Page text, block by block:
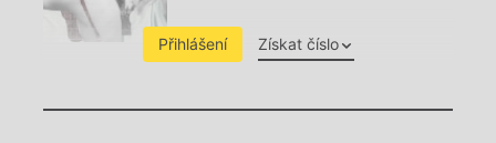
Přihlášení Získat číslo
Chviličku.